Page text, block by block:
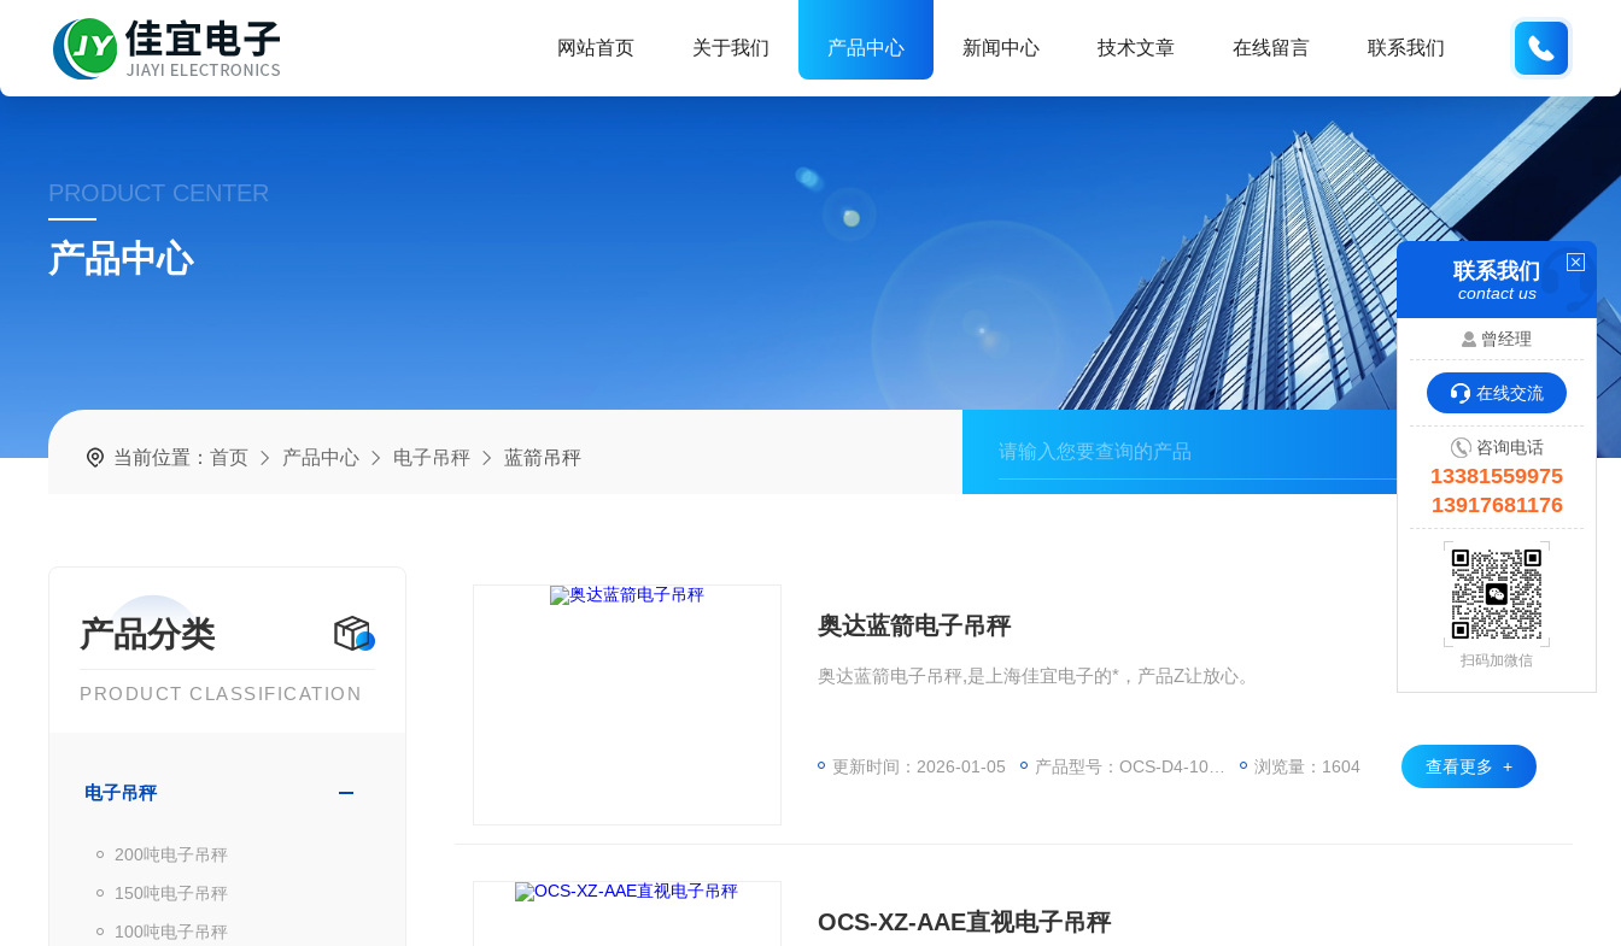
网站首页 关于我们 产品中心 新闻中心 技术文章 在线留言 联系我们
PRODUCT CENTER
产品中心
当前位置：首页 产品中心 电子吊秤 蓝箭吊秤
产品分类
PRODUCT CLASSIFICATION
电子吊秤
200吨电子吊秤
150吨电子吊秤
100吨电子吊秤
奥达蓝箭电子吊秤
奥达蓝箭电子吊秤,是上海佳宜电子的*，产品Z让放心。
更新时间：2026-01-05 产品型号：OCS-D4-10T|OCS-SZ-BC|OCS-C2 浏览量：1604 查看更多 +
OCS-XZ-AAE直视电子吊秤
联系我们
contact us
曾经理
在线交流
咨询电话
13381559975
13917681176
扫码加微信